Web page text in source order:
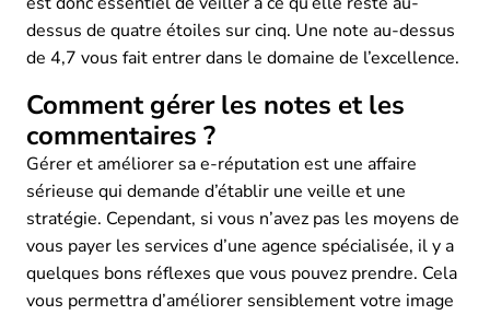
dessus de quatre étoiles sur cinq. Une note au-dessus
de 4,7 vous fait entrer dans le domaine de l’excellence.
Comment gérer les notes et les
commentaires ?
Gérer et améliorer sa e-réputation est une affaire
sérieuse qui demande d’établir une veille et une
stratégie. Cependant, si vous n’avez pas les moyens de
vous payer les services d’une agence spécialisée, il y a
quelques bons réflexes que vous pouvez prendre. Cela
vous permettra d’améliorer sensiblement votre image